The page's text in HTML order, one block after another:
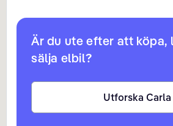
Är du ute efter att köpa,
sälja elbil?
Utforska Carla